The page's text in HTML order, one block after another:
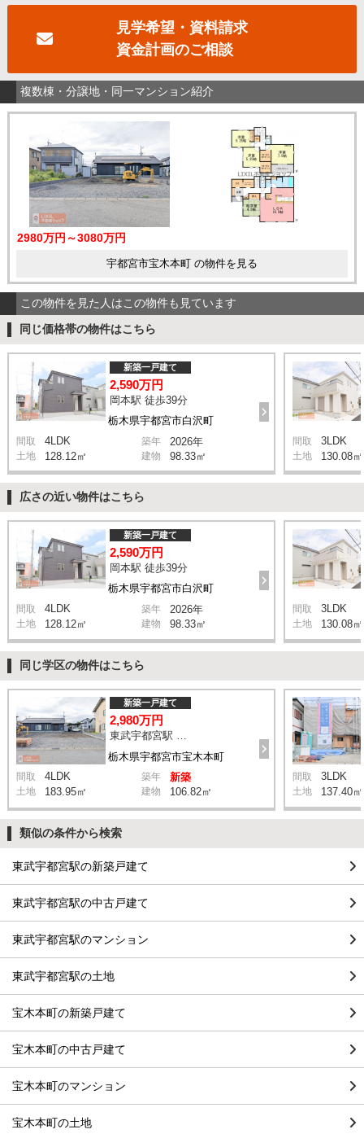
見学希望・資料請求
資金計画のご相談
複数棟・分譲地・同一マンション紹介
2980万円～3080万円
宇都宮市宝木本町 の物件を見る
この物件を見た人はこの物件も見ています
同じ価格帯の物件はこちら
栃木県宇都宮市白沢町
新築一戸建て
2,590万円
岡本駅 徒歩39分
間取 4LDK 築年 2026年
土地 128.12㎡ 建物 98.33㎡
間取 3LDK
土地 130.08㎡
広さの近い物件はこちら
栃木県宇都宮市白沢町
新築一戸建て
2,590万円
岡本駅 徒歩39分
間取 4LDK 築年 2026年
土地 128.12㎡ 建物 98.33㎡
間取 3LDK
土地 130.08㎡
同じ学区の物件はこちら
栃木県宇都宮市宝木本町
新築一戸建て
2,980万円
東武宇都宮駅 徒歩80分
間取 4LDK 築年 新築
土地 183.95㎡ 建物 106.82㎡
間取 3LDK
土地 137.40㎡
類似の条件から検索
東武宇都宮駅の新築戸建て
東武宇都宮駅の中古戸建て
東武宇都宮駅のマンション
東武宇都宮駅の土地
宝木本町の新築戸建て
宝木本町の中古戸建て
宝木本町のマンション
宝木本町の土地